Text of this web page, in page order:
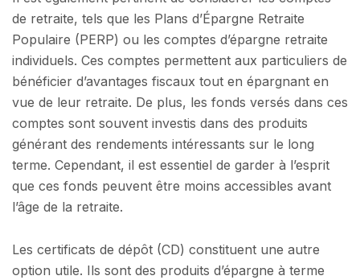
de retraite, tels que les Plans d’Épargne Retraite
Populaire (PERP) ou les comptes d’épargne retraite
individuels. Ces comptes permettent aux particuliers de
bénéficier d’avantages fiscaux tout en épargnant en
vue de leur retraite. De plus, les fonds versés dans ces
comptes sont souvent investis dans des produits
générant des rendements intéressants sur le long
terme. Cependant, il est essentiel de garder à l’esprit
que ces fonds peuvent être moins accessibles avant
l’âge de la retraite.
Les certificats de dépôt (CD) constituent une autre
option utile. Ils sont des produits d’épargne à terme